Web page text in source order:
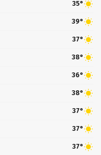
35°
39°
37°
38°
36°
38°
37°
37°
37°